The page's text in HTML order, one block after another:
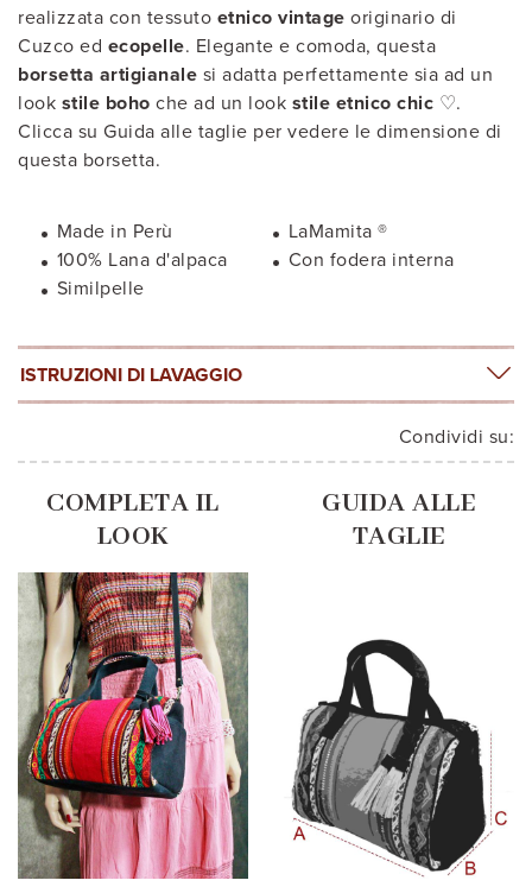
realizzata con tessuto etnico vintage originario di
Cuzco ed ecopelle. Elegante e comoda, questa
borsetta artigianale si adatta perfettamente sia ad un
look stile boho che ad un look stile etnico chic ♡.
Clicca su Guida alle taglie per vedere le dimensione di
questa borsetta.
Made in Perù
LaMamita ®
100% Lana d'alpaca
Con fodera interna
Similpelle
ISTRUZIONI DI LAVAGGIO
Condividi su:
COMPLETA IL
LOOK
GUIDA ALLE
TAGLIE